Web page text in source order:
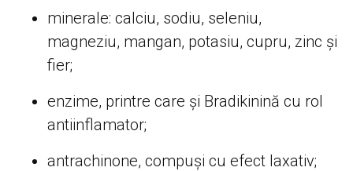
minerale: calciu, sodiu, seleniu,
magneziu, mangan, potasiu, cupru, zinc și
fier;
enzime, printre care și Bradikinină cu rol
antiinflamator;
antrachinone, compuși cu efect laxativ;